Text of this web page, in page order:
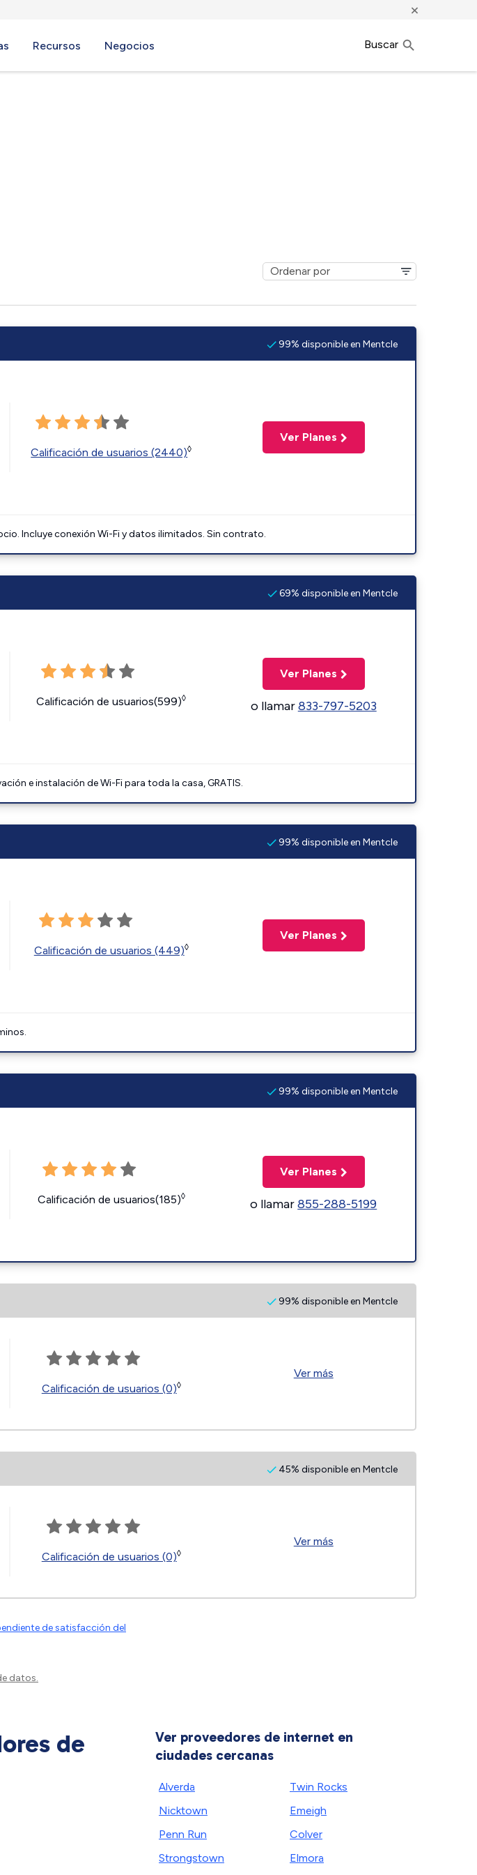
×
Recursos Negocios Buscar
99% disponible en Mentcle
Calificación de usuarios (2440)◊
Ver Planes
Incluye conexión Wi-Fi y datos ilimitados. Sin contrato.
69% disponible en Mentcle
Calificación de usuarios(599)◊
Ver Planes
o llamar833-797-5203
e instalación de Wi-Fi para toda la casa, GRATIS.
99% disponible en Mentcle
Calificación de usuarios (449)◊
Ver Planes
99% disponible en Mentcle
Calificación de usuarios(185)◊
Ver Planes
o llamar855-288-5199
99% disponible en Mentcle
Calificación de usuarios (0)◊
Ver más
45% disponible en Mentcle
Calificación de usuarios (0)◊
Ver más
de satisfacción del
datos.
de
Ver proveedores de internet en
ciudades cercanas
Alverda
Nicktown
Penn Run
Strongstown
Twin Rocks
Emeigh
Colver
Elmora